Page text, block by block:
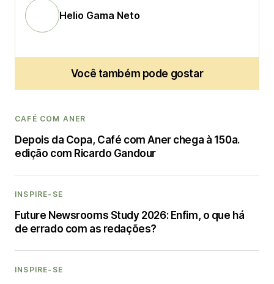
Helio Gama Neto
Você também pode gostar
CAFÉ COM ANER
Depois da Copa, Café com Aner chega à 150a.
edição com Ricardo Gandour
INSPIRE-SE
Future Newsrooms Study 2026: Enfim, o que há
de errado com as redações?
INSPIRE-SE